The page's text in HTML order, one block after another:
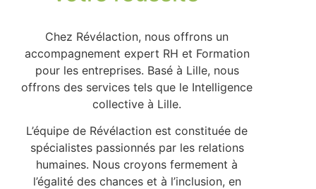
Chez Révélaction, nous offrons un
accompagnement expert RH et Formation
pour les entreprises. Basé à Lille, nous
offrons des services tels que le Intelligence
collective à Lille.
L’équipe de Révélaction est constituée de
spécialistes passionnés par les relations
humaines. Nous croyons fermement à
l’égalité des chances et à l’inclusion, en